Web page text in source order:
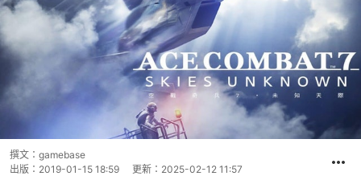
撰文： gamebase
出版： 2019-01-15 18:59 更新： 2025-02-12 11:57